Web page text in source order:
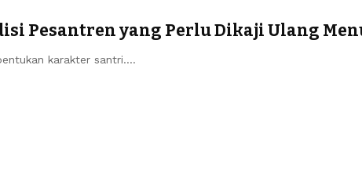
Pesantren yang Perlu Dikaji Ulang
karakter santri.…